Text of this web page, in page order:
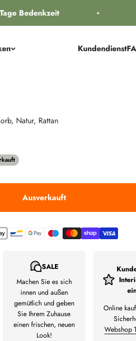
Bedenkzeit
Kundendienst
Natur, Rattan
Ausverkauft
SALE
Machen Sie es sich
innen und außen
gemütlich und geben
Sie Ihrem Zuhause
einen frischen, neuen
Look!
Online
Webshop